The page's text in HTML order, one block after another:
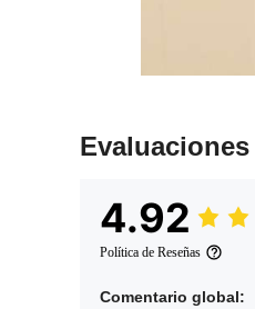
4.92
Política de Reseñas
Comentario global: